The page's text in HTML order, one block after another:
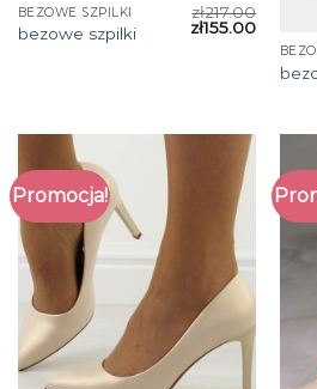
BEZOWE SZPILKI
bezowe szpilki
zł217.00
zł155.00
Promocja!